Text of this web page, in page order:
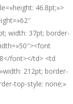
46.8pt;»>
width: 37pt; border-
font></td> <td
212pt; border-
top-style: none;»